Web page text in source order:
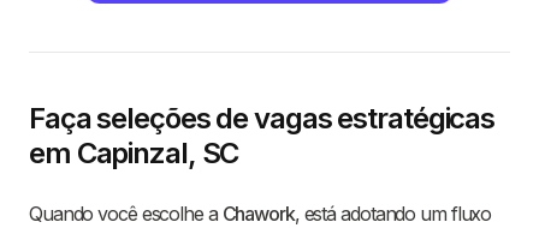
Faça seleções de vagas estratégicas
em Capinzal, SC
Quando você escolhe a Chawork, está adotando um fluxo